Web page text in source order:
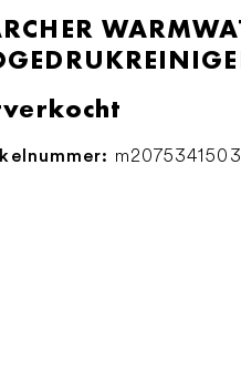
m2075341503